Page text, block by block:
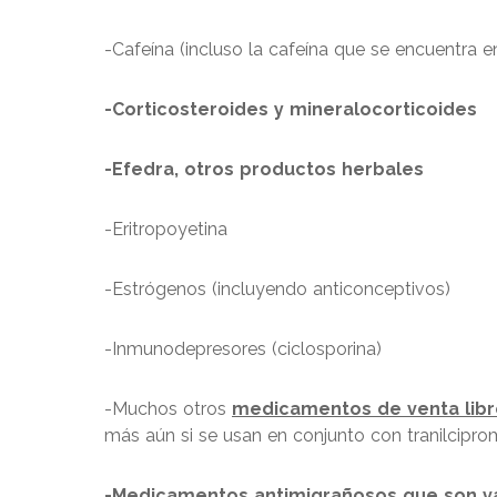
-Cafeína (incluso la cafeína que se encuentra
-Corticosteroides y mineralocorticoides
-Efedra, otros productos herbales
-Eritropoyetina
-Estrógenos (incluyendo anticonceptivos)
-Inmunodepresores (ciclosporina)
-Muchos otros medicamentos de venta
más aún si se usan en conjunto con